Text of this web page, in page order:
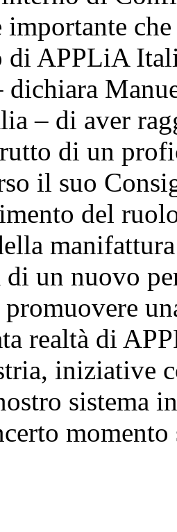
importante
APPLiA
– di aver
di un
il suo
del
di un nuovo
realtà di
iniziative
sistema
momento